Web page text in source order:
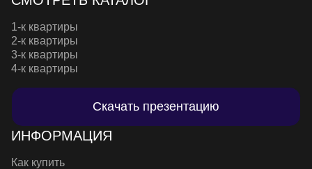
1-к квартиры
2-к квартиры
3-к квартиры
4-к квартиры
Скачать презентацию
ИНФОРМАЦИЯ
Как купить